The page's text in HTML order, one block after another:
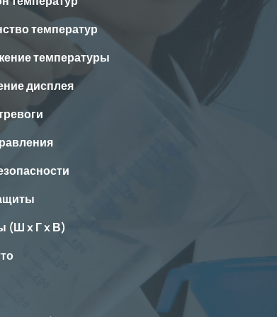
температур
температуры
дисплея
(Ш x Г x В)